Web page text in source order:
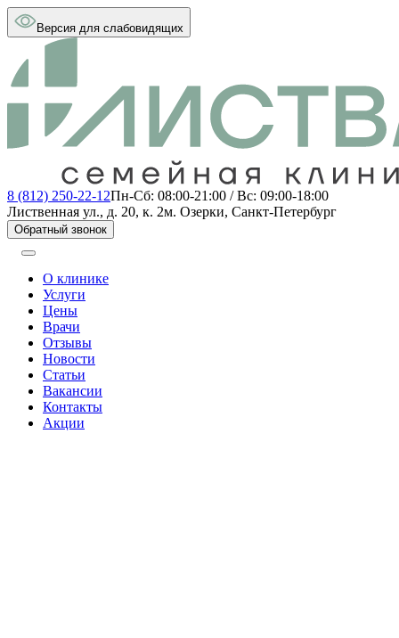
Версия для слабовидящих
8 (812) 250-22-12Пн-Сб: 08:00-21:00 / Вс: 09:00-18:00
Лиственная ул., д. 20, к. 2м. Озерки, Санкт-Петербург
Обратный звонок
О клинике
Услуги
Цены
Врачи
Отзывы
Новости
Статьи
Вакансии
Контакты
Акции